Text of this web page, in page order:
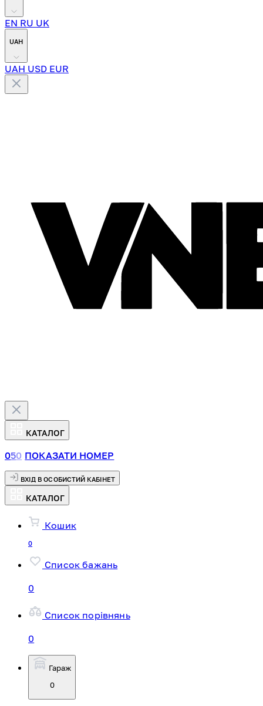
EN RU UK
UAH
UAH USD EUR
КАТАЛОГ
050 ПОКАЗАТИ НОМЕР
ВХІД В ОСОБИСТИЙ КАБІНЕТ
КАТАЛОГ
Кошик
0
Список бажань
0
Список порівнянь
0
Гараж
0